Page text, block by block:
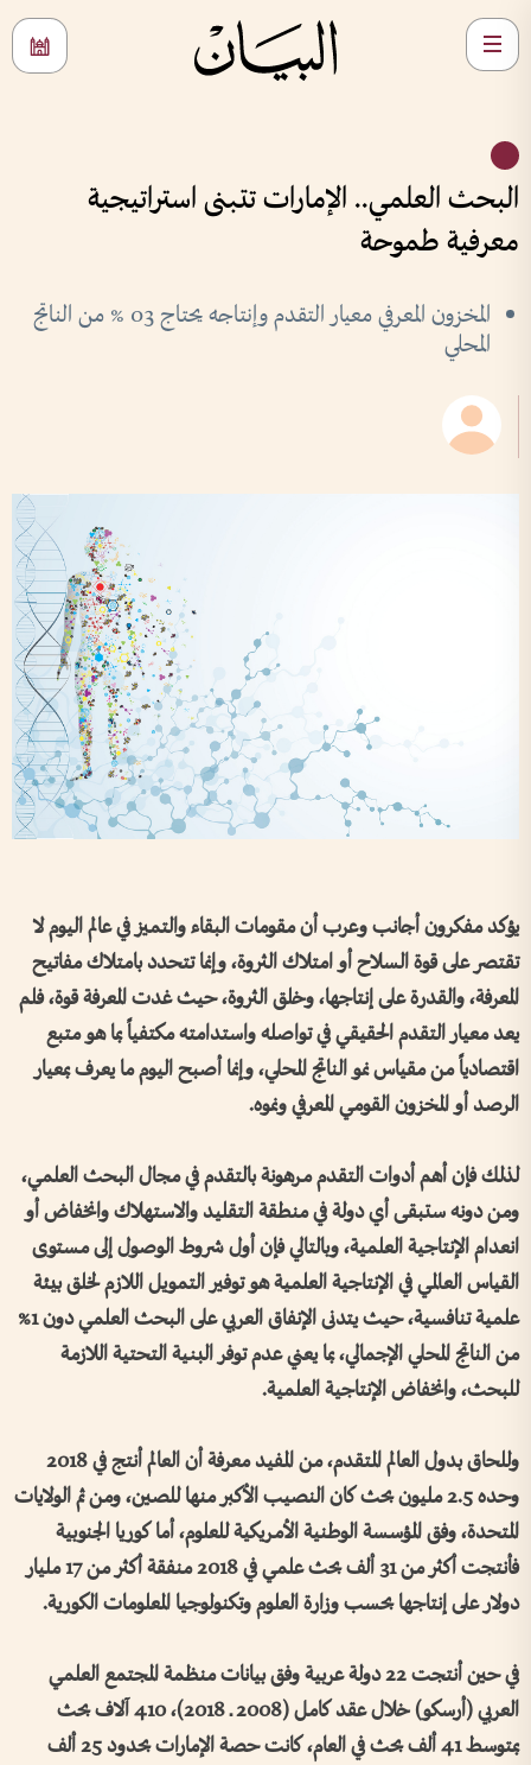
البحث العلمي.. الإمارات تتبنى استراتيجية
معرفية طموحة
المخزون المعرفي معيار التقدم وإنتاجه يحتاج 03 % من الناتج
المحلي
يؤكد مفكرون أجانب وعرب أن مقومات البقاء والتميز في عالم اليوم لا
تقتصر على قوة السلاح أو امتلاك الثروة، وإنما تتحدد بامتلاك مفاتيح
المعرفة، والقدرة على إنتاجها، وخلق الثروة، حيث غدت المعرفة قوة، فلم
يعد معيار التقدم الحقيقي في تواصله واستدامته مكتفياً بما هو متبع
اقتصادياً من مقياس نمو الناتج المحلي، وإنما أصبح اليوم ما يعرف بمعيار
الرصد أو المخزون القومي المعرفي ونموه.
لذلك فإن أهم أدوات التقدم مرهونة بالتقدم في مجال البحث العلمي،
ومن دونه ستبقى أي دولة في منطقة التقليد والاستهلاك وانخفاض أو
انعدام الإنتاجية العلمية، وبالتالي فإن أول شروط الوصول إلى مستوى
القياس العالمي في الإنتاجية العلمية هو توفير التمويل اللازم لخلق بيئة
علمية تنافسية، حيث يتدنى الإنفاق العربي على البحث العلمي دون 1%
من الناتج المحلي الإجمالي، بما يعني عدم توفر البنية التحتية اللازمة
للبحث، وانخفاض الإنتاجية العلمية.
وللحاق بدول العالم المتقدم، من المفيد معرفة أن العالم أنتج في 2018
وحده 2.5 مليون بحث كان النصيب الأكبر منها للصين، ومن ثم الولايات
المتحدة، وفق المؤسسة الوطنية الأمريكية للعلوم، أما كوريا الجنوبية
فأنتجت أكثر من 31 ألف بحث علمي في 2018 منفقة أكثر من 17 مليار
دولار على إنتاجها بحسب وزارة العلوم وتكنولوجيا المعلومات الكورية.
في حين أنتجت 22 دولة عربية وفق بيانات منظمة المجتمع العلمي
العربي (أرسكو) خلال عقد كامل (2008 ـ 2018)، 410 آلاف بحث
بمتوسط 41 ألف بحث في العام، كانت حصة الإمارات بحدود 25 ألف